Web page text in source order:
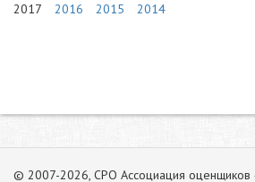
2017
2016 2015 2014
© 2007-2026, СРО Ассоциация